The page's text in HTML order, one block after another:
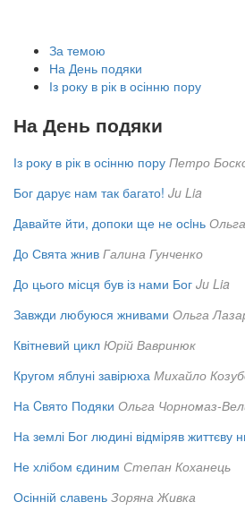
За темою
На День подяки
Із року в рік в осінню пору
На День подяки
Із року в рік в осінню пору Петро
Бог дарує нам так багато! Ju Lia
Давайте йти, допоки ще не осiнь
До Свята жнив Галина Гунченко
До цього місця був із нами Бог Ju Lia
Завжди любуюся жнивами Ольга
Квітневий цикл Юрій Вавринюк
Кругом яблуні завірюха Михайло
На Cвято Подяки Ольга Чорномаз-
На землі Бог людині відміряв життєву
Не хлібом єдиним Степан Коханець
Осінній славень Зоряна Живка